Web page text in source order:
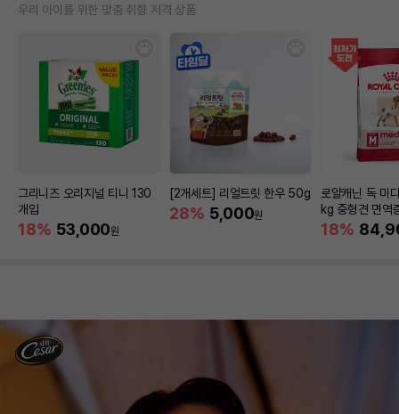
우리 아이를 위한 맞춤 취향 저격 상품
그리니즈 오리지널 티니 130
개입
18% 53,000원
[2개세트] 리얼트릿 한우 50g
28% 5,000원
로얄캐닌 독 미
kg 중형견 면역
18%